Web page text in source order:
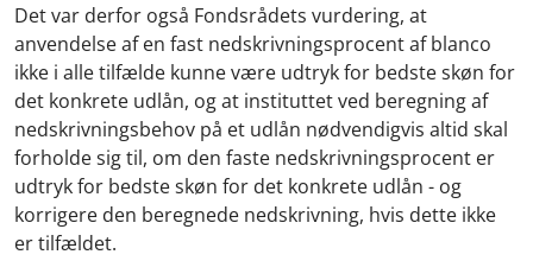
Det var derfor også Fondsrådets vurdering, at
anvendelse af en fast nedskrivningsprocent af blanco
ikke i alle tilfælde kunne være udtryk for bedste skøn for
det konkrete udlån, og at instituttet ved beregning af
nedskrivningsbehov på et udlån nødvendigvis altid skal
forholde sig til, om den faste nedskrivningsprocent er
udtryk for bedste skøn for det konkrete udlån - og
korrigere den beregnede nedskrivning, hvis dette ikke
er tilfældet.